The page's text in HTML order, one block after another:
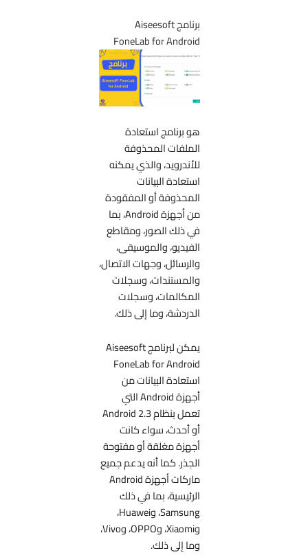
برنامج Aiseesoft
FoneLab for Android
هو برنامج استعادة
الملفات المحذوفة
للأندرويد، والذي يمكنه
استعادة البيانات
المحذوفة أو المفقودة
من أجهزة Android، بما
في ذلك الصور، ومقاطع
الفيديو، والموسيقى،
والرسائل، وجهات الاتصال،
والمستندات، وسجلات
المكالمات، وسجلات
الدردشة، وما إلى ذلك.
يمكن لبرنامج Aiseesoft
FoneLab for Android
استعادة البيانات من
أجهزة Android التي
تعمل بنظام Android 2.3
أو أحدث، سواء كانت
أجهزة مغلقة أو مفتوحة
الجذر. كما أنه يدعم جميع
ماركات أجهزة Android
الرئيسية، بما في ذلك
Samsung، وHuawei،
وXiaomi، وOPPO، وVivo،
وما إلى ذلك.